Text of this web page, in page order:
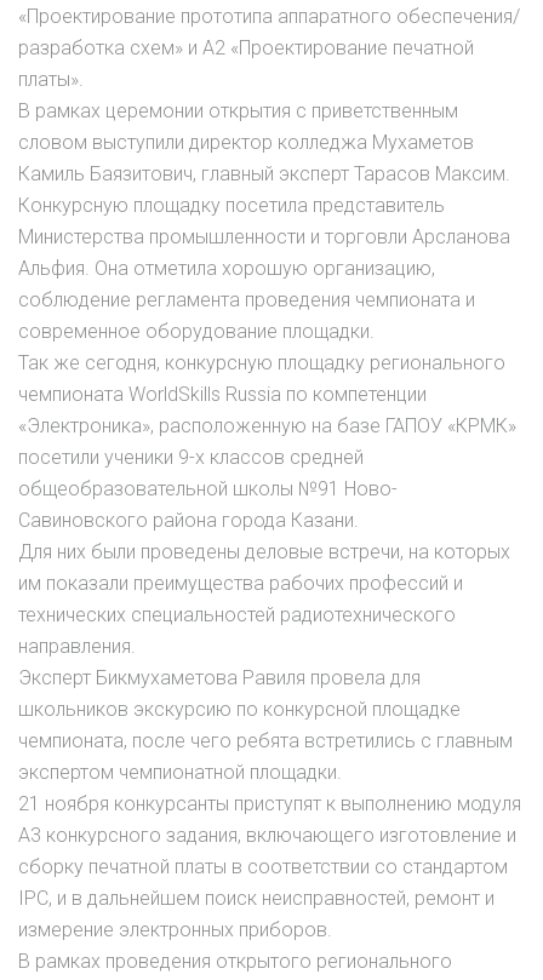
«Проектирование прототипа аппаратного обеспечения/
разработка схем» и А2 «Проектирование печатной
платы».
В рамках церемонии открытия с приветственным
словом выступили директор колледжа Мухаметов
Камиль Баязитович, главный эксперт Тарасов Максим.
Конкурсную площадку посетила представитель
Министерства промышленности и торговли Арсланова
Альфия. Она отметила хорошую организацию,
соблюдение регламента проведения чемпионата и
современное оборудование площадки.
Так же сегодня, конкурсную площадку регионального
чемпионата WorldSkills Russia по компетенции
«Электроника», расположенную на базе ГАПОУ «КРМК»
посетили ученики 9-х классов средней
общеобразовательной школы №91 Ново-
Савиновского района города Казани.
Для них были проведены деловые встречи, на которых
им показали преимущества рабочих профессий и
технических специальностей радиотехнического
направления.
Эксперт Бикмухаметова Равиля провела для
школьников экскурсию по конкурсной площадке
чемпионата, после чего ребята встретились с главным
экспертом чемпионатной площадки.
21 ноября конкурсанты приступят к выполнению модуля
А3 конкурсного задания, включающего изготовление и
сборку печатной платы в соответствии со стандартом
IPC, и в дальнейшем поиск неисправностей, ремонт и
измерение электронных приборов.
В рамках проведения открытого регионального